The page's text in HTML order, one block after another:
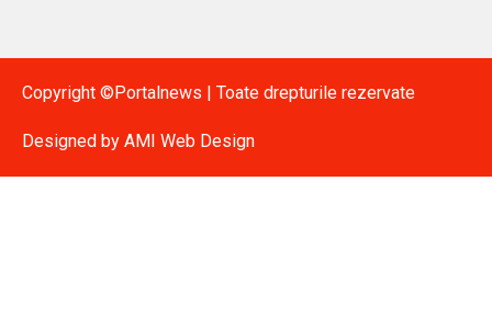
Copyright ©Portalnews | Toate drepturile rezervate
Designed by AMI Web Design